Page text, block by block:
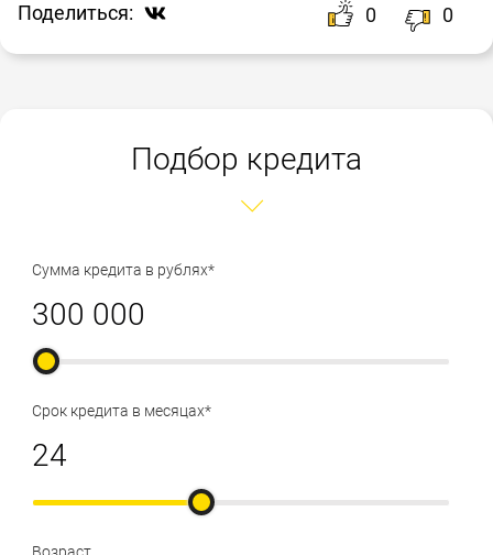
Поделиться: 0 0
Подбор кредита
Сумма кредита в рублях*
Срок кредита в месяцах*
Возраст